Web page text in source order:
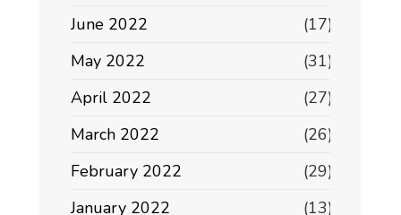
June 2022
(17)
May 2022
(31)
April 2022
(27)
March 2022
(26)
February 2022
(29)
January 2022
(13)